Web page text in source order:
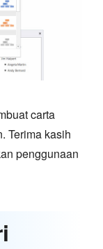
carta
Terima kasih
penggunaan